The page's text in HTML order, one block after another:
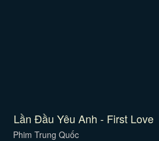
Lần Đầu Yêu Anh - First Love
Phim Trung Quốc